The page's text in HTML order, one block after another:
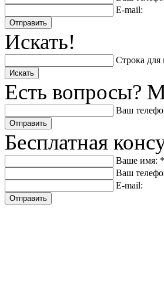
E-mail:
Отправить
Искать!
Строка для
Искать
Есть вопросы?
Ваш
Отправить
Бесплатная
Ваше имя: *
Ваш
E-mail:
Отправить